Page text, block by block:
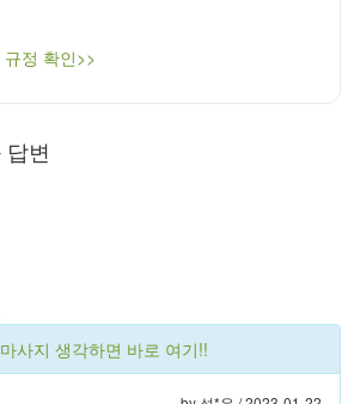
정 확인>>
변
사지 생각하면 바로 여기!!